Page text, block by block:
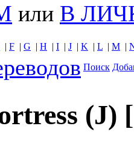
или В
| F | G | H | I | J | K | L | M |
Поиск
(J)